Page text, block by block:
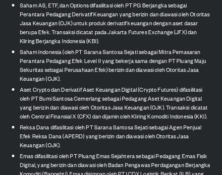
Saham AS, ETF, dan Options difasilitasi oleh PT PG Berjangka sebagai
Perantara Pedagang Derivatif Keuangan yang berizin dan diawasi oleh Otoritas
Jasa Keuangan (OJK) untuk produk derivatif keuangan dengan aset dasar
berupa Efek. Transaksi dicatat pada Jakarta Futures Exchange (JFX) dan
Kliring Berjangka Indonesia (KBI).
Saham Indonesia (oleh PT Sarana Santosa Sejati sebagai Mitra Pemasaran
Perantara Pedagang Efek Level II yang bekerja sama dengan PT Pluang Maju
Sekuritas sebagai Perusahaan Efek) berizin dan diawasi oleh Otoritas Jasa
Keuangan (OJK).
Aset Crypto dan Derivatif Aset Keuangan Digital (Crypto Futures) difasilitasi
oleh PT Bumi Santosa Cemerlang sebagai Pedagang Aset Keuangan Digital
yang berizin dan diawasi oleh Otoritas Jasa Keuangan (OJK). Transaksi dicatat
oleh Central Finansial X (CFX) dan dijamin oleh Kliring Komoditi Indonesia (KKI).
Reksa Dana difasilitasi oleh PT Sarana Santosa Sejati sebagai Agen Penjual
Efek Reksa Dana (APERD) yang berizin dan diawasi oleh Otoritas Jasa
Keuangan (OJK).
Emas difasilitasi oleh PT Pluang Emas Sejahtera sebagai Pedagang Emas Fisik
Digital, yang berizin dan diawasi oleh Badan Pengawas Perdagangan Berjangka